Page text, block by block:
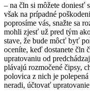
– na čln si môžete doniesť
však na prípadné
poprosíme vás, snažte sa
mohli zjesť už pred tým
stave, že bude môcť byť
oceníte, keď dostanete čln
upratovaniu od
plávajú rozmočené čipsy,
polovica z nich je
neradi, účtovať